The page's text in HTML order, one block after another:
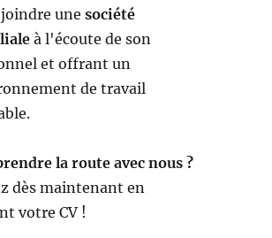
unesociété
à l'écoute de son
et offrant un
de travail
la route avec nous ?
dès maintenant en
votre CV !